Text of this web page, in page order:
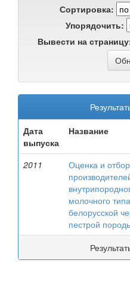
Сортировка:
Упорядочить:
Вывести на
Дата
выпуска
Название
2011
Оценка и
молочного
белорусской
пестрой